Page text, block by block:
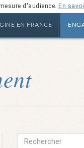
d'audience. En
EN FRANCE